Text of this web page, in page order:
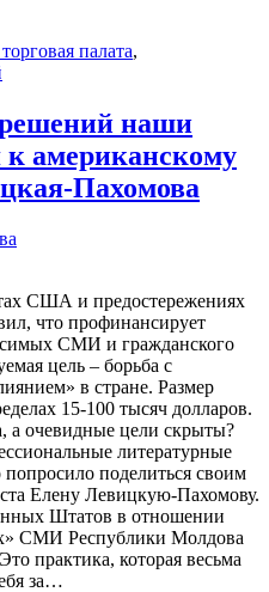
палата,
наши
американскому
Пахомова
США и предостережениях
что профинансирует
СМИ и гражданского
цель – борьба с
в стране. Размер
15-100 тысяч долларов.
а очевидные цели скрыты?
литературные
попросило поделиться своим
Елену Левицкую-Пахомову.
Штатов в отношении
СМИ Республики Молдова
практика, которая весьма
за…